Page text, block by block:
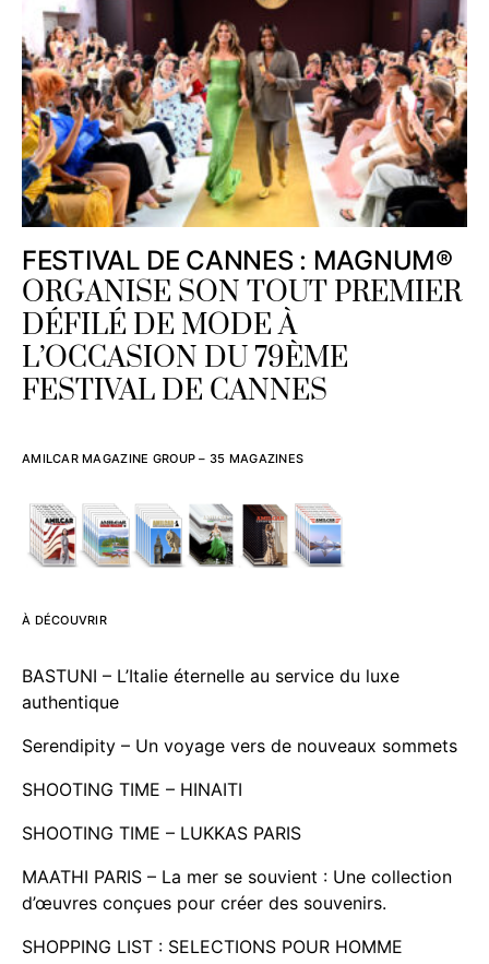
FESTIVAL DE CANNES : MAGNUM®
ORGANISE SON TOUT PREMIER
DÉFILÉ DE MODE À
L’OCCASION DU 79ÈME
FESTIVAL DE CANNES
AMILCAR MAGAZINE GROUP – 35 MAGAZINES
À DÉCOUVRIR
BASTUNI – L’Italie éternelle au service du luxe
authentique
Serendipity – Un voyage vers de nouveaux sommets
SHOOTING TIME – HINAITI
SHOOTING TIME – LUKKAS PARIS
MAATHI PARIS – La mer se souvient : Une collection
d’œuvres conçues pour créer des souvenirs.
SHOPPING LIST : SELECTIONS POUR HOMME